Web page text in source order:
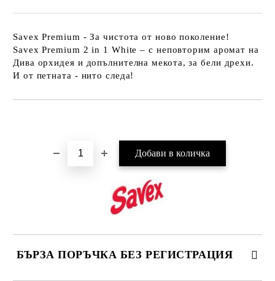
Savex Premium - За чистота от ново поколение!
Savex Premium 2 in 1 White – с неповторим аромат на
Дива орхидея и допълнителна мекота, за бели дрехи.
И от петната - нито следа!
БЪРЗА ПОРЪЧКА БЕЗ РЕГИСТРАЦИЯ